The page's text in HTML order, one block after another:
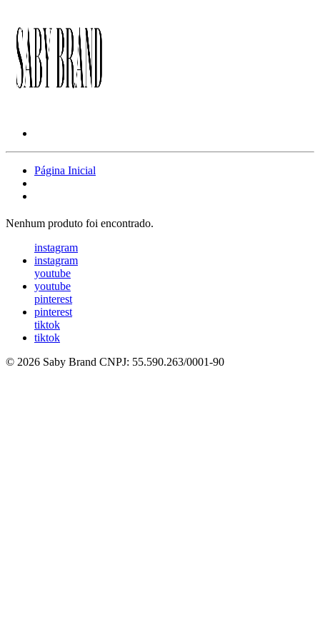
Página Inicial
Nenhum produto foi encontrado.
instagram
instagram
youtube
youtube
pinterest
pinterest
tiktok
tiktok
© 2026 Saby Brand CNPJ: 55.590.263/0001-90